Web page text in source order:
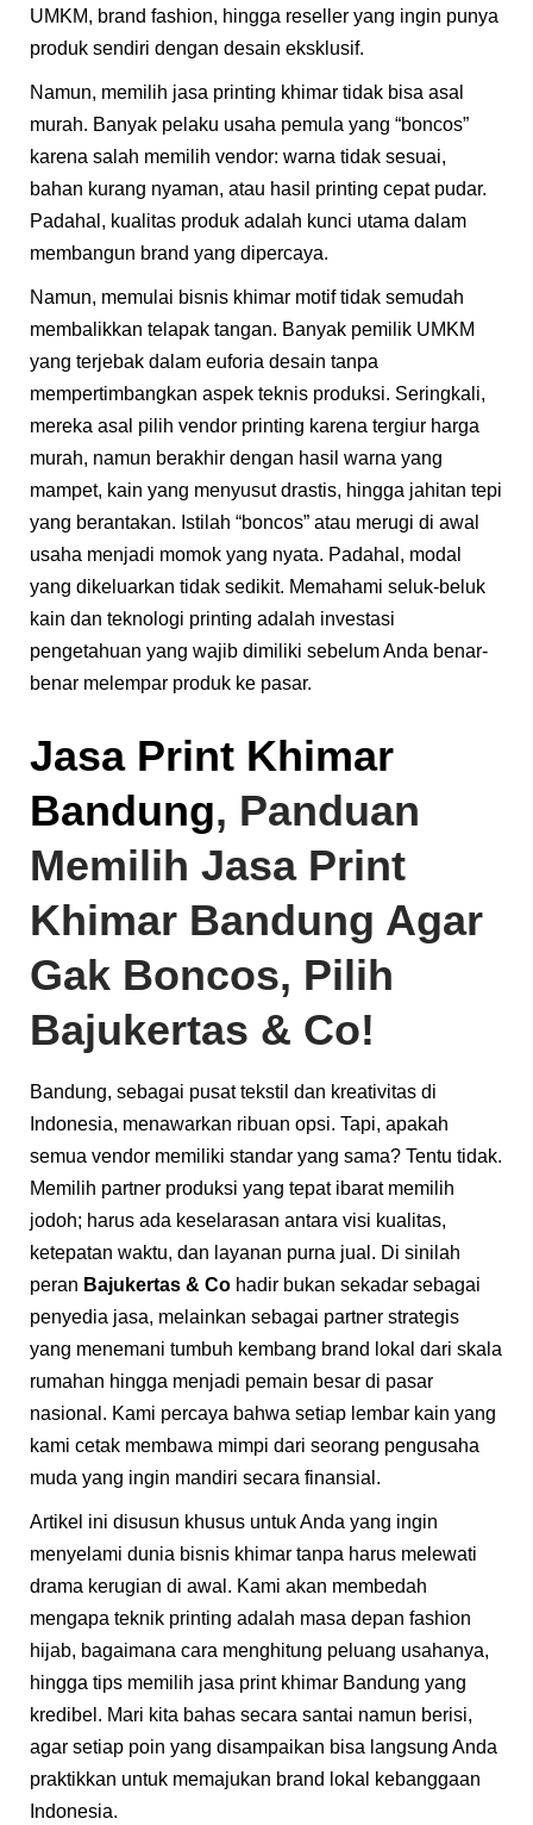
UMKM, brand fashion, hingga reseller yang ingin punya
produk sendiri dengan desain eksklusif.
Namun, memilih jasa printing khimar tidak bisa asal
murah. Banyak pelaku usaha pemula yang “boncos”
karena salah memilih vendor: warna tidak sesuai,
bahan kurang nyaman, atau hasil printing cepat pudar.
Padahal, kualitas produk adalah kunci utama dalam
membangun brand yang dipercaya.
Namun, memulai bisnis khimar motif tidak semudah
membalikkan telapak tangan. Banyak pemilik UMKM
yang terjebak dalam euforia desain tanpa
mempertimbangkan aspek teknis produksi. Seringkali,
mereka asal pilih vendor printing karena tergiur harga
murah, namun berakhir dengan hasil warna yang
mampet, kain yang menyusut drastis, hingga jahitan tepi
yang berantakan. Istilah “boncos” atau merugi di awal
usaha menjadi momok yang nyata. Padahal, modal
yang dikeluarkan tidak sedikit. Memahami seluk-beluk
kain dan teknologi printing adalah investasi
pengetahuan yang wajib dimiliki sebelum Anda benar-
benar melempar produk ke pasar.
Jasa Print Khimar
Bandung, Panduan
Memilih Jasa Print
Khimar Bandung Agar
Gak Boncos, Pilih
Bajukertas & Co!
Bandung, sebagai pusat tekstil dan kreativitas di
Indonesia, menawarkan ribuan opsi. Tapi, apakah
semua vendor memiliki standar yang sama? Tentu tidak.
Memilih partner produksi yang tepat ibarat memilih
jodoh; harus ada keselarasan antara visi kualitas,
ketepatan waktu, dan layanan purna jual. Di sinilah
peran Bajukertas & Co hadir bukan sekadar sebagai
penyedia jasa, melainkan sebagai partner strategis
yang menemani tumbuh kembang brand lokal dari skala
rumahan hingga menjadi pemain besar di pasar
nasional. Kami percaya bahwa setiap lembar kain yang
kami cetak membawa mimpi dari seorang pengusaha
muda yang ingin mandiri secara finansial.
Artikel ini disusun khusus untuk Anda yang ingin
menyelami dunia bisnis khimar tanpa harus melewati
drama kerugian di awal. Kami akan membedah
mengapa teknik printing adalah masa depan fashion
hijab, bagaimana cara menghitung peluang usahanya,
hingga tips memilih jasa print khimar Bandung yang
kredibel. Mari kita bahas secara santai namun berisi,
agar setiap poin yang disampaikan bisa langsung Anda
praktikkan untuk memajukan brand lokal kebanggaan
Indonesia.